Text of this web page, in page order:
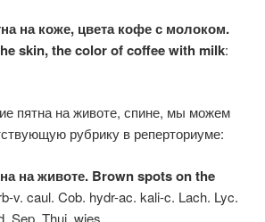
на коже, цвета кофе с молоком.
skin, the color of coffee with milk:
пятна на животе, спине, мы можем
рубрику в реперториуме:
на животе. Brown spots on the
v. caul. Cob. hydr-ac. kali-c. Lach. Lyc.
Sep. Thuj. wies.